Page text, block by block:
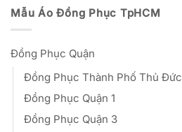
Mẫu Áo Đồng Phục TpHCM
Đồng Phục Quận
Đồng Phục Thành Phố Thủ Đức
Đồng Phục Quận 1
Đồng Phục Quận 3